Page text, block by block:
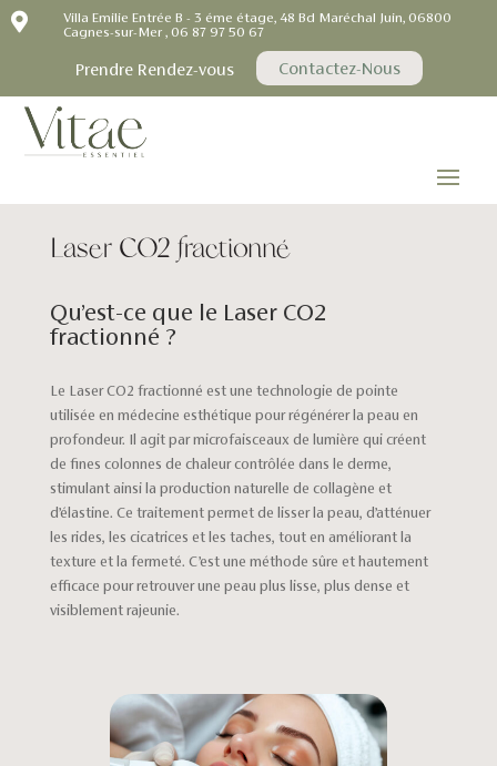

Villa Emilie Entrée B - 3 éme étage, 48 Bd Maréchal Juin, 06800
Cagnes-sur-Mer , 06 87 97 50 67
Prendre Rendez-vous Contactez-Nous
Laser CO2 fractionné
Qu’est-ce que le Laser CO2
fractionné ?
Le Laser CO2 fractionné est une technologie de pointe
utilisée en médecine esthétique pour régénérer la peau en
profondeur. Il agit par microfaisceaux de lumière qui créent
de fines colonnes de chaleur contrôlée dans le derme,
stimulant ainsi la production naturelle de collagène et
d’élastine. Ce traitement permet de lisser la peau, d’atténuer
les rides, les cicatrices et les taches, tout en améliorant la
texture et la fermeté. C’est une méthode sûre et hautement
efficace pour retrouver une peau plus lisse, plus dense et
visiblement rajeunie.